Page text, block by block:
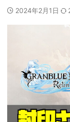
2024年2月1日